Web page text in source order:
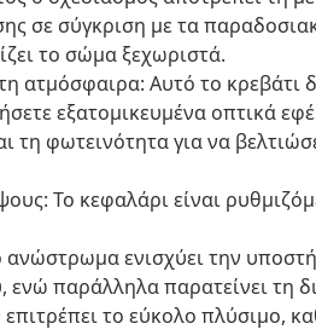
σε σύγκριση με τα
το σώμα ξεχωριστά.
ατμόσφαιρα: Αυτό το κρεβάτι
εξατομικευμένα οπτικά
τη φωτεινότητα για να
Το κεφαλάρι είναι
ενισχύει την
ενώ παράλληλα παρατείνει τη
το εύκολο πλύσιμο,